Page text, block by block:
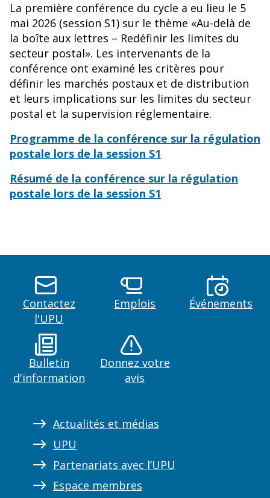
La première conférence du cycle a eu lieu le 5
mai 2026 (session S1) sur le thème «Au-delà de
la boîte aux lettres – Redéfinir les limites du
secteur postal». Les intervenants de la
conférence ont examiné les critères pour
définir les marchés postaux et de distribution
et leurs implications sur les limites du secteur
postal et la supervision réglementaire.
Programme de la conférence sur la régulation
postale lors de la session S1
Résumé de la conférence sur la régulation
postale lors de la session S1
Contactez
l'UPU
Emplois Événements
Bulletin
d'information
Donnez votre
avis
Actualités et médias
UPU
Partenariats avec l’UPU
Espace membres